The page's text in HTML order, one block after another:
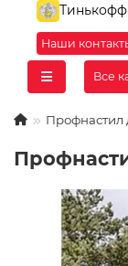
Наши
Все
Профнастил